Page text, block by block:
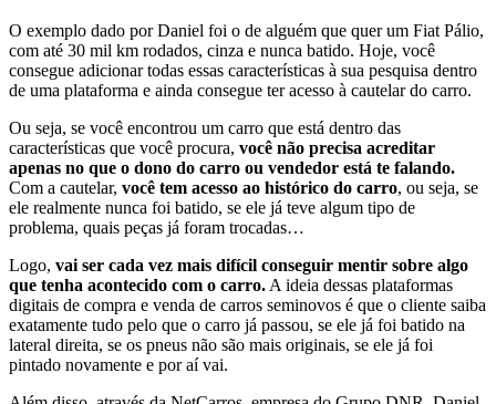
O exemplo dado por Daniel foi o de alguém que quer um Fiat Pálio,
com até 30 mil km rodados, cinza e nunca batido. Hoje, você
consegue adicionar todas essas características à sua pesquisa dentro
de uma plataforma e ainda consegue ter acesso à cautelar do carro.
Ou seja, se você encontrou um carro que está dentro das
características que você procura, você não precisa acreditar
apenas no que o dono do carro ou vendedor está te falando.
Com a cautelar, você tem acesso ao histórico do carro, ou seja, se
ele realmente nunca foi batido, se ele já teve algum tipo de
problema, quais peças já foram trocadas…
Logo, vai ser cada vez mais difícil conseguir mentir sobre algo
que tenha acontecido com o carro.A ideia dessas plataformas
digitais de compra e venda de carros seminovos é que o cliente saiba
exatamente tudo pelo que o carro já passou, se ele já foi batido na
lateral direita, se os pneus não são mais originais, se ele já foi
pintado novamente e por aí vai.